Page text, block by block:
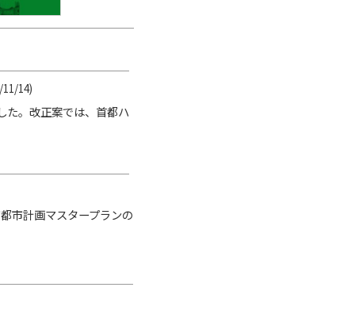
14)
た。改正案では、首都ハ
市計画マスタープランの